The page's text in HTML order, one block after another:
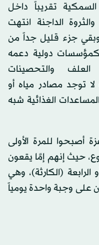
تقريباً داخل
منذ 7 أكتوبر 2023، والثروة الداجنة انتهت
وبقي جزء قليل جداً من
كمؤسسات دولية دعمه
والتحصينات
توجد مصادر مياه أو
الغذائية شبه
أصبحوا للمرة الأولى
حيث إنهم إمَّا يقعون
(الكارثة)، وهي
على وجبة واحدة يومياً